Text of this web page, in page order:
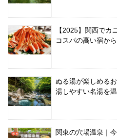
【2025】関西でカ
コスパの高い宿か
ぬる湯が楽しめる
湯しやすい名湯を
関東の穴場温泉｜